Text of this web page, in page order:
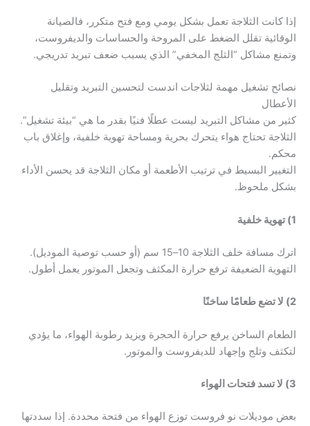
إذا كانت الثلاجة تعمل بشكل يومي ومع فتح متكرر، فالصيانة
الوقائية تقلل الضغط على المروحة والحساسات والديفروست،
وتمنع مشاكل “الثلج المخفي” الذي يسبب ضعف تبريد تدريجي.
نصائح تشغيل مهمة لثلاجات اندست لتحسين التبريد وتقليل
الأعطال
كثير من مشاكل التبريد ليست عطلًا فنيًا بقدر ما هي “بيئة تشغيل”.
الثلاجة تحتاج هواء يتحرك بحرية ومساحة تهوية خلفية، وإغلاق باب
محكم.
التغيير البسيط في ترتيب الأطعمة أو مكان الثلاجة قد يحسن الأداء
بشكل ملحوظ.
1) تهوية خلفية
اترك مسافة خلف الثلاجة 10–15 سم (أو حسب توصية الموديل).
التهوية الضعيفة ترفع حرارة المكثف وتجعل الموتور يعمل أطول.
2) لا تضع طعامًا ساخنًا
الطعام الساخن يرفع حرارة الحجرة ويزيد رطوبة الهواء، ما يؤدي
لتكثف وثلج وإجهاد للديفروست والموتور.
3) لا تسد فتحات الهواء
بعض موديلات نو فروست توزع الهواء من فتحة محددة. إذا سددتها